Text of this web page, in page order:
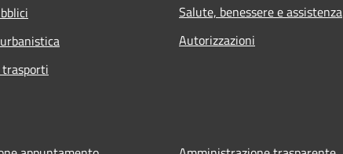
Salute, benessere e assistenza
Autorizzazioni